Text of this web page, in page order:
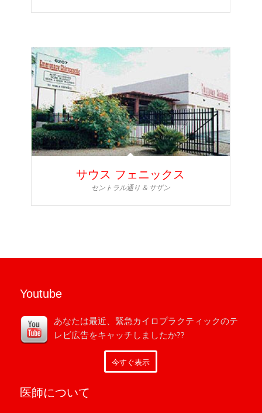
サウス フェニックス
セントラル通り & サザン
Youtube
あなたは最近、緊急カイロプラクティックのテ
レビ広告をキャッチしましたか??
今すぐ表示
医師について